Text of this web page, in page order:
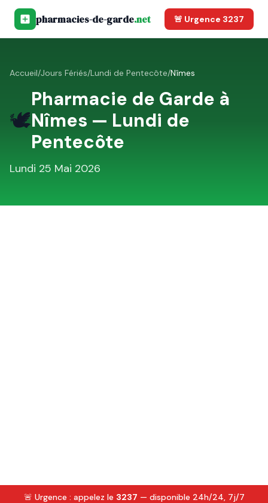
pharmacies-de-garde.net 🚨 Urgence 3237
Accueil/Jours Fériés/Lundi de Pentecôte/Nîmes
🕊️
Pharmacie de Garde à
Nîmes — Lundi de
Pentecôte
Lundi 25 Mai 2026
🚨 Urgence : appelez le 3237 — disponible 24h/24, 7j/7